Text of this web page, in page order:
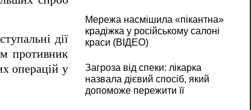
дії
противник
операцій у
Мережа насмішила «пікантна»
крадіжка у російському салоні
краси (ВІДЕО)
Загроза від спеки: лікарка
назвала дієвий спосіб, який
допоможе пережити її